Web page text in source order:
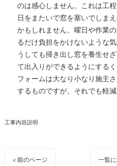
のは感心しません。これは工
日をまたいで窓を塞いでしま
かもしれません。曜日や作業
るだけ負担をかけないような
うしても掃き出し窓を養生せ
て出入りができるようにする
フォームは大なり小なり施主
するものですが、それでも軽
工事内容説明
< 前のページ 一覧